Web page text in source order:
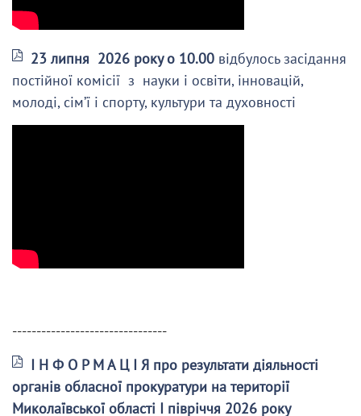
23 липня 2026 року о 10.00 відбулось засідання
постійної комісії з науки і освіти, інновацій,
молоді, сім’ї і спорту, культури та духовності
--------------------------------
І Н Ф О Р М А Ц І Я про результати діяльності
органів обласної прокуратури на території
Миколаївської області І півріччя 2026 року